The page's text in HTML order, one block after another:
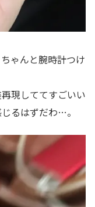
ゃんと腕時計つけ
現しててすごいい
るはずだわ…。